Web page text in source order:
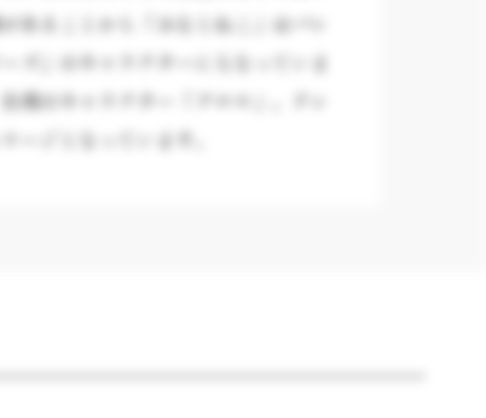
ることから「みなとねこ」はバレ
ズ」のキャラクターにもなっていま
のキャラクター「クロロ」。テレ
ージとなっています。